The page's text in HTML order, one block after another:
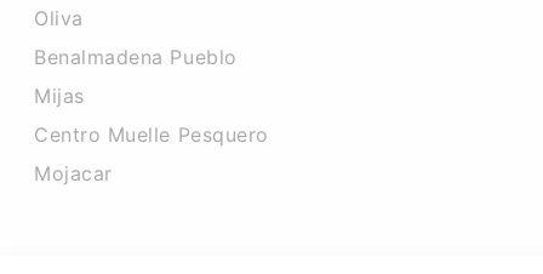
Oliva
Benalmadena Pueblo
Mijas
Centro Muelle Pesquero
Mojacar